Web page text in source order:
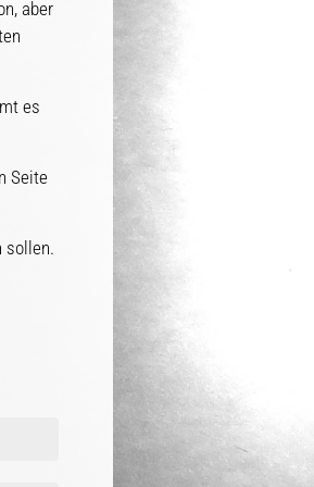
aber
es
Seite
sollen.